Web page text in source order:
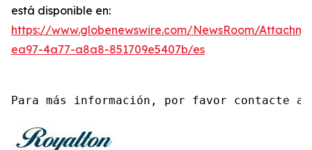
está disponible en:
https://www.globenewswire.com/NewsRoom/
ea97-4a77-a8a8-851709e5407b/es
Para más información, por favor contacte a